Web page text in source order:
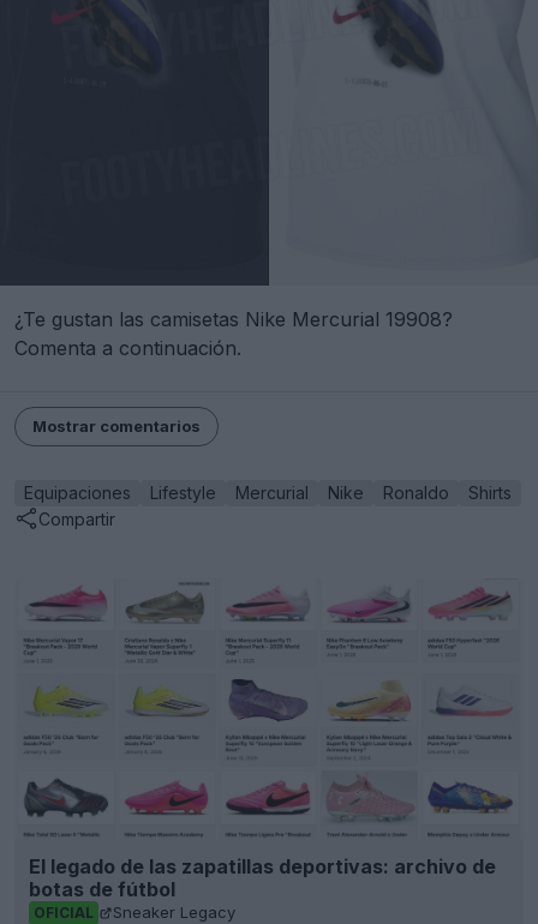
¿Te gustan las camisetas Nike Mercurial 19908?
Comenta a continuación.
Mostrar comentarios
Equipaciones Lifestyle Mercurial Nike Ronaldo
Shirts
Compartir
El legado de las zapatillas deportivas: archivo de
botas de fútbol
OFICIAL Sneaker Legacy